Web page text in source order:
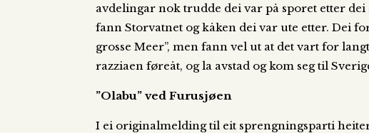
avdelingar nok trudde dei var på sporet etter
fann Storvatnet og kåken dei var ute etter. Dei
grosse Meer”, men fann vel ut at det vart for
razziaen føreåt, og la avstad og kom seg til
”Olabu” ved Furusjøen
I ei originalmelding til eit sprengningsparti